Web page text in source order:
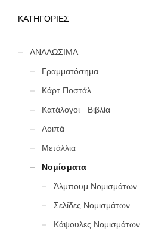
ΚΑΤΗΓΟΡΙΕΣ
ΑΝΑΛΩΣΙΜΑ
Γραμματόσημα
Κάρτ Ποστάλ
Κατάλογοι - Βιβλία
Λοιπά
Μετάλλια
Νομίσματα
Άλμπουμ Νομισμάτων
Σελίδες Νομισμάτων
Κάψουλες Νομισμάτων